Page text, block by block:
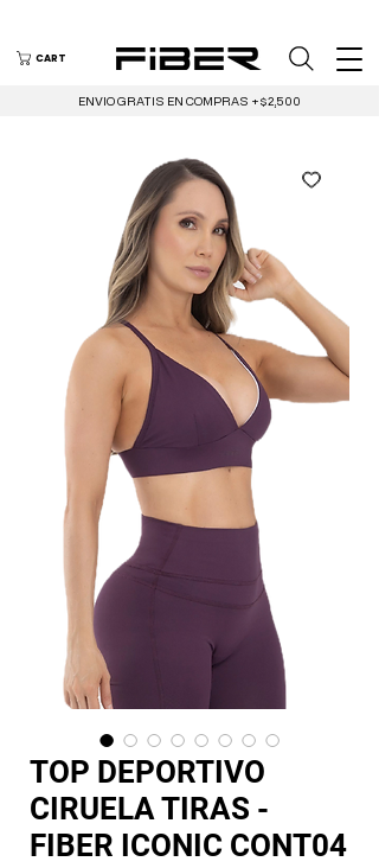
CART
ENVIO GRATIS EN COMPRAS +$2,500
TOP DEPORTIVO
CIRUELA TIRAS -
FIBER ICONIC CONT04